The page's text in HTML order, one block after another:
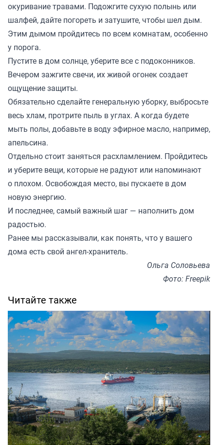
окуривание травами. Подожгите сухую полынь или
шалфей, дайте погореть и затушите, чтобы шел дым.
Этим дымом пройдитесь по всем комнатам, особенно
у порога.
Пустите в дом солнце, уберите все с подоконников.
Вечером зажгите свечи, их живой огонек создает
ощущение защиты.
Обязательно сделайте генеральную уборку, выбросьте
весь хлам, протрите пыль в углах. А когда будете
мыть полы, добавьте в воду эфирное масло, например,
апельсина.
Отдельно стоит заняться расхламлением. Пройдитесь
и уберите вещи, которые не радуют или напоминают
о плохом. Освобождая место, вы пускаете в дом
новую энергию.
И последнее, самый важный шаг — наполнить дом
радостью.
Ранее мы рассказывали, как понять, что у вашего
дома есть свой ангел-хранитель.
Ольга Соловьева
Фото: Freepik
Читайте также